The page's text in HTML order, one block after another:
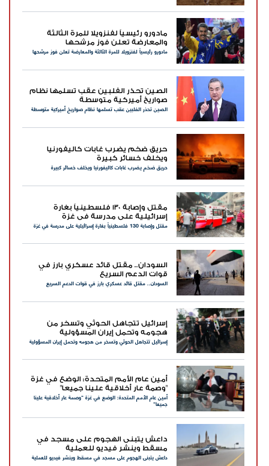
مادورو رئيسياً لفنزويلا للمرة الثالثة
والمعارضة تعلن فوز مرشحها
مادورو رئيسياً لفنزويلا للمرة الثالثة والمعارضة تعلن فوز مرشحها
الصين تحذر الفلبين عقب تسلمها نظام
صواريخ أميركية متوسطة
الصين تحذر الفلبين عقب تسلمها نظام صواريخ أميركية متوسطة
حريق ضخم يضرب غابات كاليفورنيا
ويخلف خسائر كبيرة
حريق ضخم يضرب غابات كاليفورنيا ويخلف خسائر كبيرة
مقتل وإصابة 130 فلسطينياً بغارة
إسرائيلية على مدرسة في غزة
مقتل وإصابة 130 فلسطينياً بغارة إسرائيلية على مدرسة في غزة
السودان.. مقتل قائد عسكري بارز في
قوات الدعم السريع
السودان.. مقتل قائد عسكري بارز في قوات الدعم السريع
إسرائيل تتجاهل الحوثي وتسخر من
هجومه وتحمل إيران المسؤولية
إسرائيل تتجاهل الحوثي وتسخر من هجومه وتحمل إيران المسؤولية
أمين عام الأمم المتحدة: الوضع في غزة
"وصمة عار أخلاقية علينا جميعا"
أمين عام الأمم المتحدة: الوضع في غزة "وصمة عار أخلاقية علينا
جميعا"
داعش يتبنى الهجوم على مسجد في
مسقط وينشر فيديو للعملية
داعش يتبنى الهجوم على مسجد في مسقط وينشر فيديو للعملية